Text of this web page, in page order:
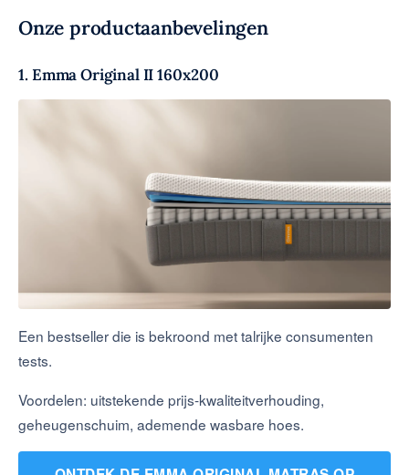
Onze productaanbevelingen
1. Emma Original II 160x200
Een bestseller die is bekroond met talrijke consumenten
tests.
Voordelen: uitstekende prijs-kwaliteitverhouding,
geheugenschuim, ademende wasbare hoes.